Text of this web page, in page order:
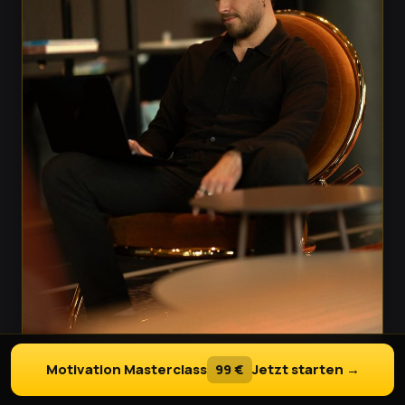
Also machte ich das Thema Produktivität und
Umsetzung zu meiner Hauptaufgabe. Ich
studierte Bücher, buchte Kurse und absolvierte
eine Ausbildung zum High Performance Coach.
2022 veranstaltete ich sogar meinen eigenen
Online-Kongress – die
High Performance Days–
und holte einige der bekanntesten Speaker
Deutschlands vor die Kamera, darunter Jürgen
Höller, Katja Porsch und Maxim Mankevich. Ich
quetschte sie regelrecht aus – mit der einen
Frage: Wie kommt man wirklich ins Machen?
Und dann fiel es mir wie Schuppen von den
Augen:
Mir fehlte nie die Strategie. Mir fehlte die
Umsetzung.
Motivation Masterclass 99 € Jetzt starten →